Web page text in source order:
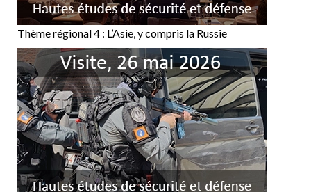
Thème régional 4 : L’Asie, y compris la Russie